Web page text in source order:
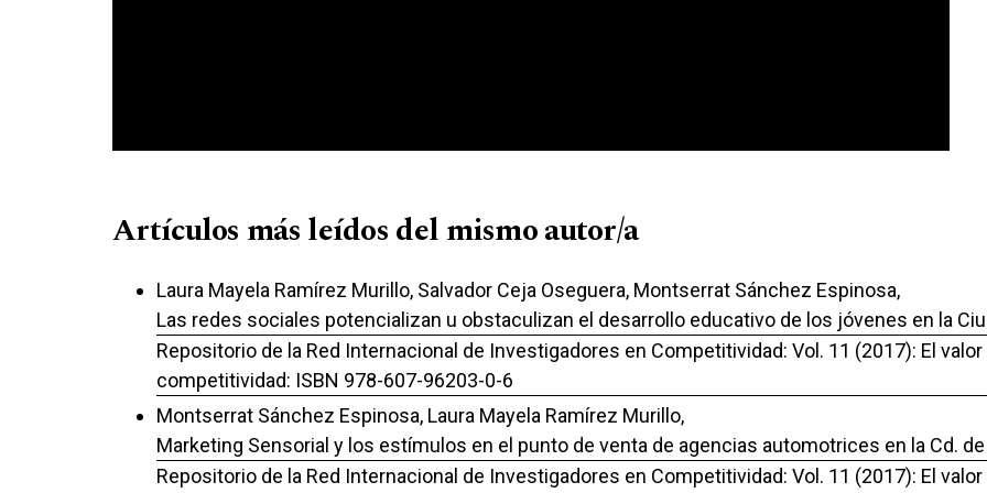
Artículos más leídos del mismo autor/a
Laura Mayela Ramírez Murillo, Salvador Ceja Oseguera, Montserrat Sánchez Espinosa,
Las redes sociales potencializan u obstaculizan el desarrollo educativo de los jóvenes en la
Repositorio de la Red Internacional de Investigadores en Competitividad: Vol. 11 (2017): El
competitividad: ISBN 978-607-96203-0-6
Montserrat Sánchez Espinosa, Laura Mayela Ramírez Murillo,
Marketing Sensorial y los estímulos en el punto de venta de agencias automotrices en la Cd.
Repositorio de la Red Internacional de Investigadores en Competitividad: Vol. 11 (2017): El